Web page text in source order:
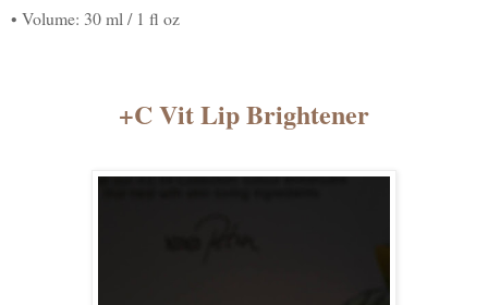
• Volume: 30 ml / 1 fl oz
+C Vit Lip Brightener